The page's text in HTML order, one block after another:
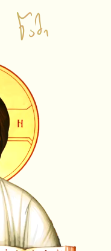
გვერდი
ჩანაწერები
ქადაგებები
შეხვედრები
გადაცემები
ამონარიდები
Shorts